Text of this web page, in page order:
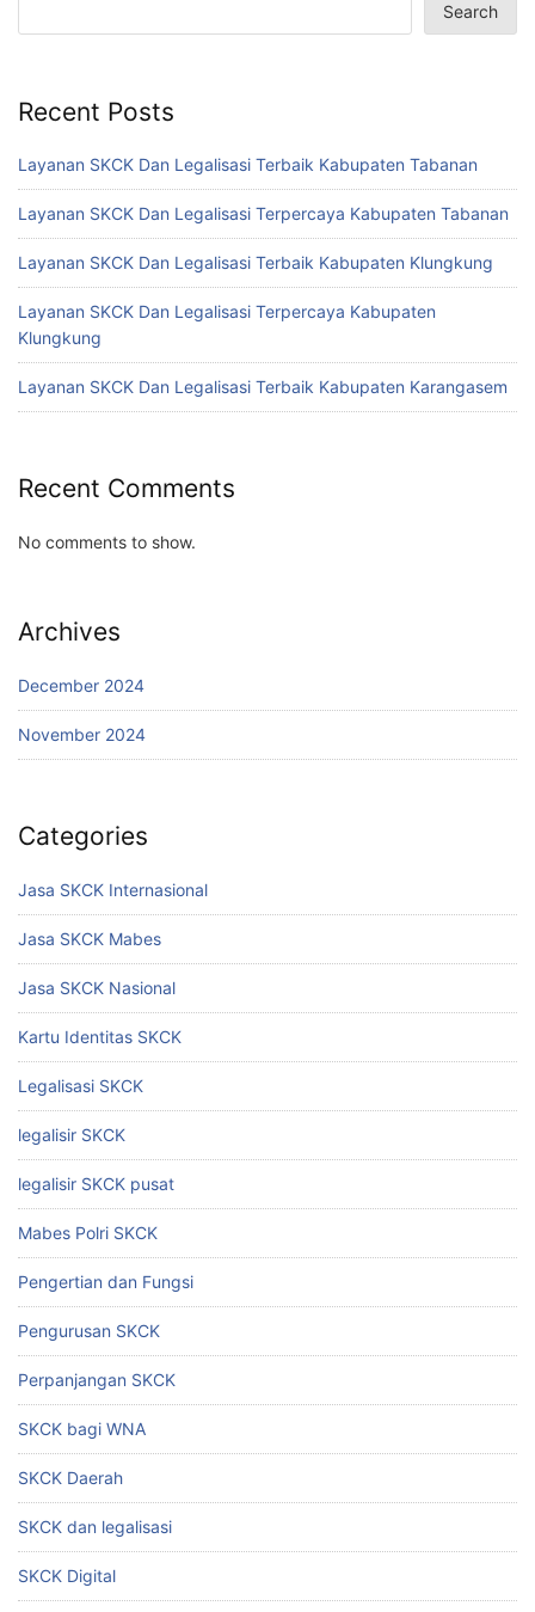
Search
Recent Posts
Layanan SKCK Dan Legalisasi Terbaik Kabupaten Tabanan
Layanan SKCK Dan Legalisasi Terpercaya Kabupaten Tabanan
Layanan SKCK Dan Legalisasi Terbaik Kabupaten Klungkung
Layanan SKCK Dan Legalisasi Terpercaya Kabupaten
Klungkung
Layanan SKCK Dan Legalisasi Terbaik Kabupaten Karangasem
Recent Comments
No comments to show.
Archives
December 2024
November 2024
Categories
Jasa SKCK Internasional
Jasa SKCK Mabes
Jasa SKCK Nasional
Kartu Identitas SKCK
Legalisasi SKCK
legalisir SKCK
legalisir SKCK pusat
Mabes Polri SKCK
Pengertian dan Fungsi
Pengurusan SKCK
Perpanjangan SKCK
SKCK bagi WNA
SKCK Daerah
SKCK dan legalisasi
SKCK Digital